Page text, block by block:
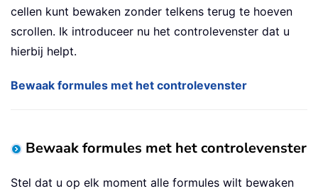
cellen kunt bewaken zonder telkens terug te hoeven
scrollen. Ik introduceer nu het controlevenster dat u
hierbij helpt.
Bewaak formules met het controlevenster
Bewaak formules met het controlevenster
Stel dat u op elk moment alle formules wilt bewaken